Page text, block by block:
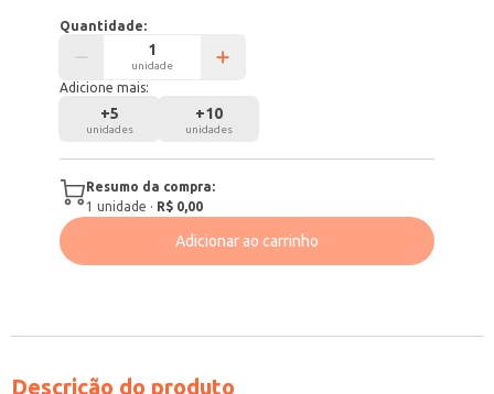
Quantidade:
unidade
Adicione mais:
+5
unidades
+10
unidades
Resumo da compra:
1 unidade · R$ 0,00
Adicionar ao carrinho
Descrição do produto